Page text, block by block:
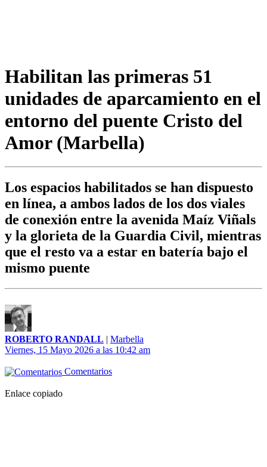
Habilitan las primeras 51
unidades de aparcamiento en el
entorno del puente Cristo del
Amor (Marbella)
Los espacios habilitados se han dispuesto
en línea, a ambos lados de los dos viales
de conexión entre la avenida Maíz Viñals
y la glorieta de la Guardia Civil, mientras
que el resto va a estar en batería bajo el
mismo puente
ROBERTO RANDALL | Marbella
Viernes, 15 Mayo 2026 a las 10:42 am
Comentarios
Enlace copiado